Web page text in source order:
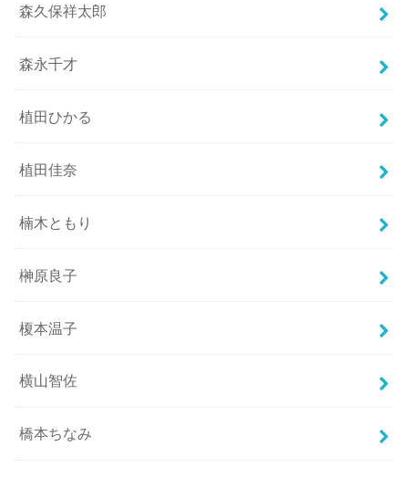
森久保祥太郎
森永千才
植田ひかる
植田佳奈
楠木ともり
榊原良子
榎本温子
横山智佐
橋本ちなみ